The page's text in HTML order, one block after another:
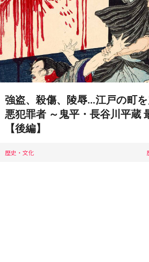
強盗、殺傷、陵辱…江戸の町
悪犯罪者 ～鬼平・長谷川平蔵
【後編】
歴史・文化